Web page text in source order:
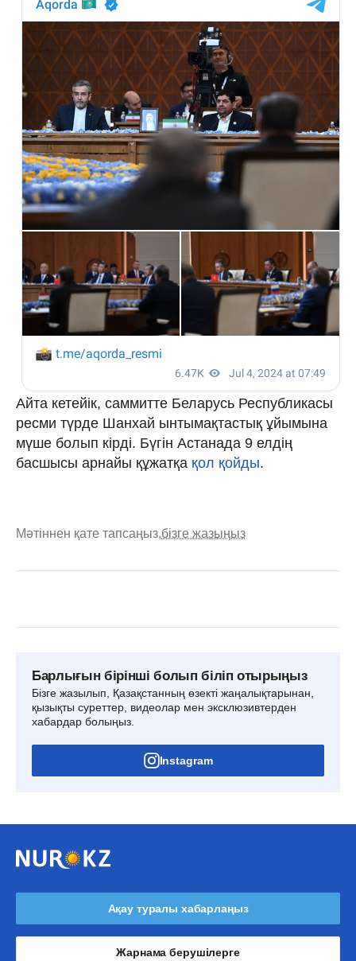
Айта кетейік, саммитте Беларусь Республикасы
ресми түрде Шанхай ынтымақтастық ұйымына
мүше болып кірді. Бүгін Астанада 9 елдің
басшысы арнайы құжатқа қол қойды.
Мәтіннен қате тапсаңыз,бізге жазыңыз
Барлығын бірінші болып біліп отырыңыз
Бізге жазылып, Қазақстанның өзекті жаңалықтарынан,
қызықты суреттер, видеолар мен эксклюзивтерден
хабардар болыңыз.
Instagram
Ақау туралы хабарлаңыз
Жарнама берушілерге